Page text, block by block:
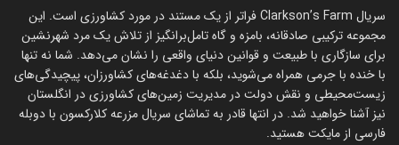
سریال Clarkson’s Farm فراتر از یک مستند در مورد کشاورزی است. این
مجموعه ترکیبی صادقانه، بامزه و گاه تامل‌برانگیز از تلاش یک مرد شهرنشین
برای سازگاری با طبیعت و قوانین دنیای واقعی را نشان می‌دهد. شما نه تنها
با خنده با جرمی همراه می‌شوید، بلکه با دغدغه‌های کشاورزان، پیچیدگی‌های
زیست‌محیطی و نقش دولت در مدیریت زمین‌های کشاورزی در انگلستان
نیز آشنا خواهید شد. در انتها قادر به تماشای سریال مزرعه کلارکسون با دوبله
فارسی از مایکت هستید.